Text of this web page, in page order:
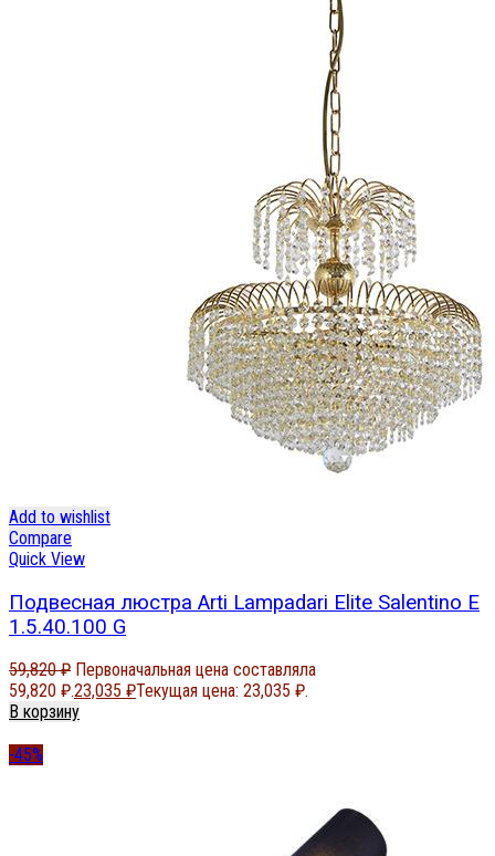
Add to wishlist
Compare
Quick View
Подвесная люстра Arti Lampadari Elite Salentino E
1.5.40.100 G
59,820₽ Первоначальная цена составляла
59,820 ₽.23,035 ₽Текущая цена: 23,035 ₽.
В корзину
-45%